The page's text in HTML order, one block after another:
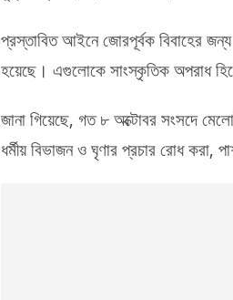
প্রস্তাবিত আইনে জোরপূর্বক বিবাহের
হয়েছে। এগুলোকে সাংস্কৃতিক অপরাধ
জানা গিয়েছে, গত ৮ অক্টোবর সংসদে
ধর্মীয় বিভাজন ও ঘৃণার প্রচার রোধ করা,